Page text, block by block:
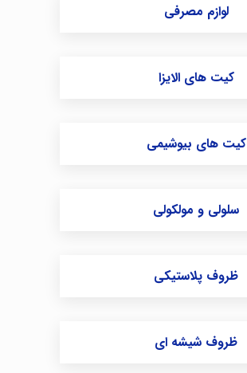
لوازم مصرفی
کیت های الایزا
کیت های بیوشیمی
سلولی و مولکولی
ظروف پلاستیکی
ظروف شیشه ای